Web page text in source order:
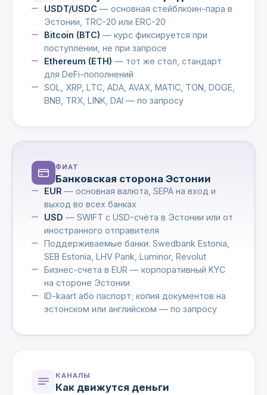
USDT/USDC — основная стейблкоин-пара в
Эстонии, TRC-20 или ERC-20
Bitcoin (BTC) — курс фиксируется при
поступлении, не при запросе
Ethereum (ETH) — тот же стол, стандарт
для DeFi-пополнений
SOL, XRP, LTC, ADA, AVAX, MATIC, TON, DOGE,
BNB, TRX, LINK, DAI — по запросу
ФИАТ
Банковская сторона Эстонии
EUR — основная валюта, SEPA на вход и
выход во всех банках
USD — SWIFT с USD-счёта в Эстонии или от
иностранного отправителя
Поддерживаемые банки: Swedbank Estonia,
SEB Estonia, LHV Pank, Luminor, Revolut
Бизнес-счета в EUR — корпоративный KYC
на стороне Эстонии
ID-kaart або паспорт; копия документов на
эстонском или английском — по запросу
КАНАЛЫ
Как движутся деньги